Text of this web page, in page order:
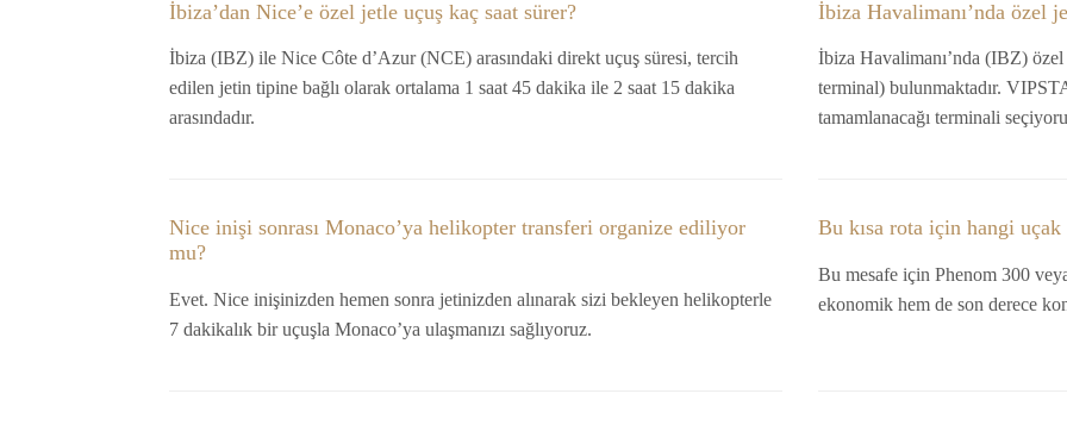
İbiza’dan Nice’e özel jetle uçuş kaç saat sürer?
İbiza (IBZ) ile Nice Côte d’Azur (NCE) arasındaki direkt uçuş süresi, tercih
edilen jetin tipine bağlı olarak ortalama 1 saat 45 dakika ile 2 saat 15 dakika
arasındadır.
İbiza Havalimanı’nda özel
İbiza Havalimanı’nda (IBZ)
terminal) bulunmaktadır.
tamamlanacağı terminali
Nice inişi sonrası Monaco’ya helikopter transferi organize ediliyor
mu?
Evet. Nice inişinizden hemen sonra jetinizden alınarak sizi bekleyen helikopterle
7 dakikalık bir uçuşla Monaco’ya ulaşmanızı sağlıyoruz.
Bu kısa rota için hangi
Bu mesafe için Phenom 300
ekonomik hem de son derece